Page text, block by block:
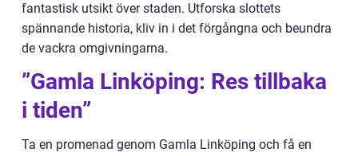
fantastisk utsikt över staden. Utforska slottets
spännande historia, kliv in i det förgångna och beundra
de vackra omgivningarna.
”Gamla Linköping: Res tillbaka
i tiden”
Ta en promenad genom Gamla Linköping och få en